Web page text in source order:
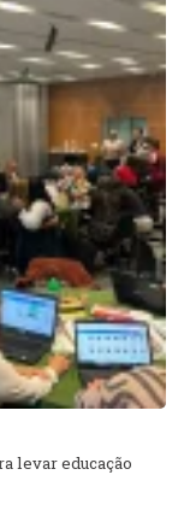
levar educação